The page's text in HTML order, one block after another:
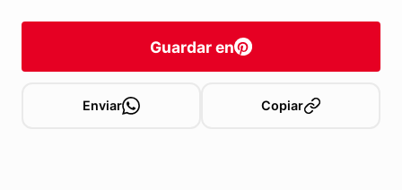
Guardar en
Enviar Copiar